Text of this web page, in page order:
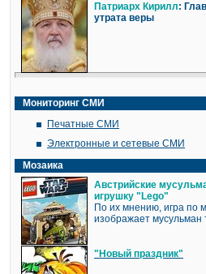
Патриарх Кирилл:
утрата веры
Мониторинг СМИ
Печатные СМИ
Электронные и сетевые СМИ
Мозаика
Австрийские
игрушку "Lego"
По их мнению, игра по
изображает мусульман
"Новый праздник"